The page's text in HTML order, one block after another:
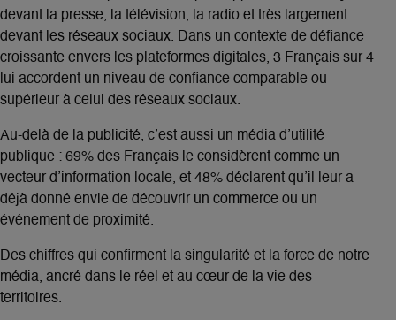
devant la presse, la télévision, la radio et très largement
devant les réseaux sociaux. Dans un contexte de défiance
croissante envers les plateformes digitales, 3 Français sur 4
lui accordent un niveau de confiance comparable ou
supérieur à celui des réseaux sociaux.
Au-delà de la publicité, c’est aussi un média d’utilité
publique : 69% des Français le considèrent comme un
vecteur d’information locale, et 48% déclarent qu’il leur a
déjà donné envie de découvrir un commerce ou un
événement de proximité.
Des chiffres qui confirment la singularité et la force de notre
média, ancré dans le réel et au cœur de la vie des
territoires.